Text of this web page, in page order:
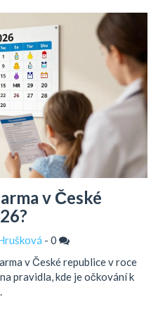
v České
- 0
v České republice v roce
pravidla, kde je očkování k